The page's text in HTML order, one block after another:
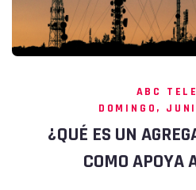
ABC
DOMINGO,
¿QUÉ ES UN
COMO APOYA